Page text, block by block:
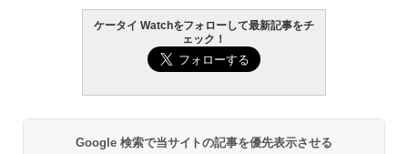
ケータイ Watchをフォローして最新記事をチ
ェック！
Google 検索で当サイトの記事を優先表示させる